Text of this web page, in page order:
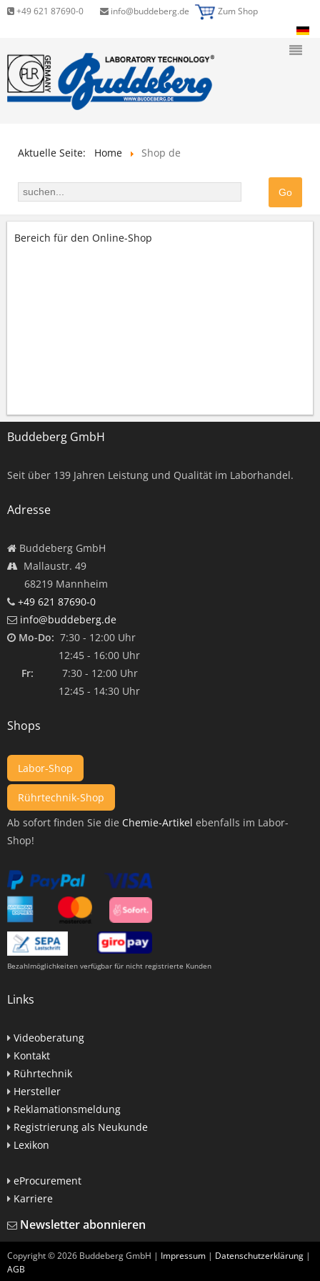
+49 621 87690-0 info@buddeberg.de Zum Shop
Aktuelle Seite: Home Shop de
Bereich für den Online-Shop
Buddeberg GmbH
Seit über 139 Jahren Leistung und Qualität im Laborhandel.
Adresse
Buddeberg GmbH
Mallaustr. 49
68219 Mannheim
+49 621 87690-0
info@buddeberg.de
Mo-Do: 7:30 - 12:00 Uhr
12:45 - 16:00 Uhr
Fr: 7:30 - 12:00 Uhr
12:45 - 14:30 Uhr
Shops
Labor-Shop
Rührtechnik-Shop
Ab sofort finden Sie die Chemie-Artikel ebenfalls im Labor-
Shop!
Bezahlmöglichkeiten verfügbar für nicht registrierte Kunden
Links
Videoberatung
Kontakt
Rührtechnik
Hersteller
Reklamationsmeldung
Registrierung als Neukunde
Lexikon
eProcurement
Karriere
Newsletter abonnieren
Copyright ©2026 Buddeberg GmbH | Impressum | Datenschutzerklärung |
AGB